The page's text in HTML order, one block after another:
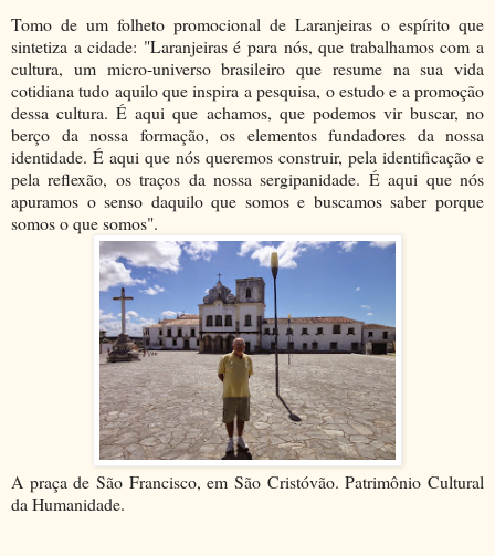
Tomo de um folheto promocional de Laranjeiras o espírito que
sintetiza a cidade: "Laranjeiras é para nós, que trabalhamos com a
cultura, um micro-universo brasileiro que resume na sua vida
cotidiana tudo aquilo que inspira a pesquisa, o estudo e a promoção
dessa cultura. É aqui que achamos, que podemos vir buscar, no
berço da nossa formação, os elementos fundadores da nossa
identidade. É aqui que nós queremos construir, pela identificação e
pela reflexão, os traços da nossa sergipanidade. É aqui que nós
apuramos o senso daquilo que somos e buscamos saber porque
somos o que somos".
A praça de São Francisco, em São Cristóvão. Patrimônio Cultural
da Humanidade.